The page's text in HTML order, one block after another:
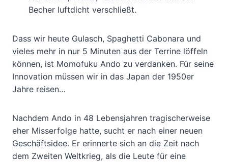
Becher luftdicht verschließt.
Dass wir heute Gulasch, Spaghetti Cabonara und
vieles mehr in nur 5 Minuten aus der Terrine löffeln
können, ist Momofuku Ando zu verdanken. Für seine
Innovation müssen wir in das Japan der 1950er
Jahre reisen…
Nachdem Ando in 48 Lebensjahren tragischerweise
eher Misserfolge hatte, sucht er nach einer neuen
Geschäftsidee. Er erinnerte sich an die Zeit nach
dem Zweiten Weltkrieg, als die Leute für eine